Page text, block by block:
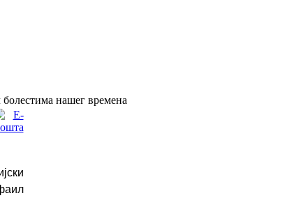
нашег времена